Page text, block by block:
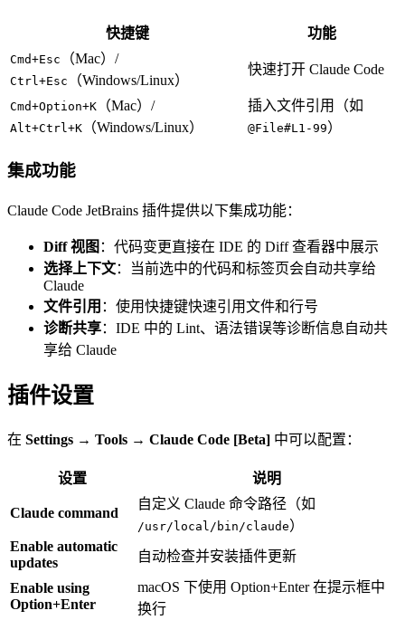
快捷键 功能
Cmd+Esc （Mac）/
Ctrl+Esc （Windows/Linux）
快速打开 Claude Code
Cmd+Option+K （Mac）/
Alt+Ctrl+K （Windows/Linux）
插入文件引用（如
@File#L1-99）
集成功能
Claude Code JetBrains 插件提供以下集成功能：
Diff 视图 ：代码变更直接在 IDE 的 Diff 查看器中展示
选择上下文：当前选中的代码和标签页会自动共享给
Claude
文件引用 ：使用快捷键快速引用文件和行号
诊断共享：IDE 中的 Lint、语法错误等诊断信息自动共
享给 Claude
插件设置
在 Settings → Tools → Claude Code [Beta] 中可以配置：
设置 说明
Claude command
自定义 Claude 命令路径（如
/usr/local/bin/claude）
Enable automatic
updates
自动检查并安装插件更新
Enable using
Option+Enter
macOS 下使用 Option+Enter 在提示框中
换行